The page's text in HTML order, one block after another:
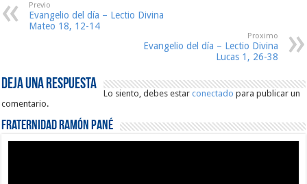
Previo
Evangelio del día – Lectio Divina
Mateo 18, 12-14
Proximo
Evangelio del día – Lectio Divina
Lucas 1, 26-38
Deja una respuesta
Lo siento, debes estarconectado para publicar un
comentario.
Fraternidad Ramón Pané